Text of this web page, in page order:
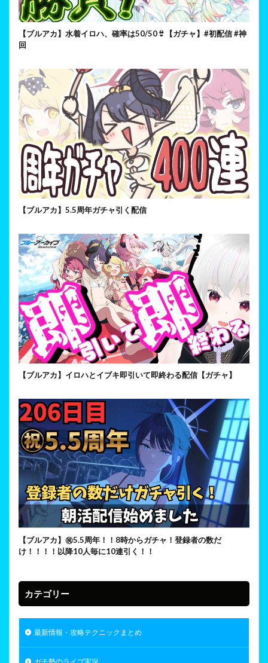
【ブルアカ】水着イロハ、確率は50/50👙【ガチャ】#初配信 #神
回
【ブルアカ】5.5周年ガチャ引く配信
【ブルアカ】イロハとイブキ即引いて即終わる配信【ガチャ】
【ブルアカ】㊗5.5周年！！8時からガチャ！登録者の数だ
け！！！！以降10人毎に10連引く！！
カテゴリー
最新情報・攻略テクニックまとめ